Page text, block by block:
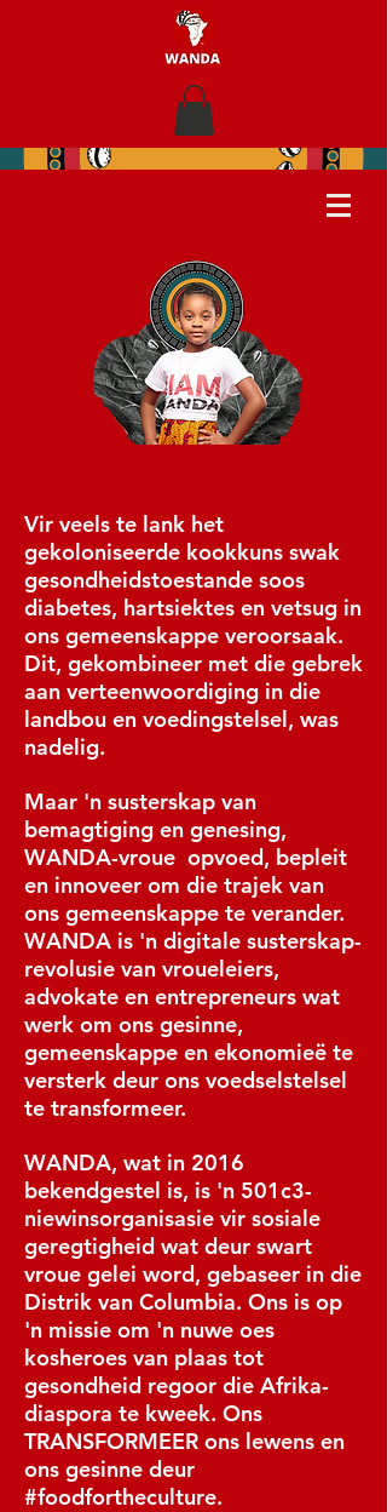
Vir veels te lank het
gekoloniseerde kookkuns swak
gesondheidstoestande soos
diabetes, hartsiektes en vetsug in
ons gemeenskappe veroorsaak.
Dit, gekombineer met die gebrek
aan verteenwoordiging in die
landbou en voedingstelsel, was
nadelig.
Maar 'n susterskap van
bemagtiging en genesing,
WANDA-vroue opvoed, bepleit
en innoveer om die trajek van
ons gemeenskappe te verander.
WANDA is 'n digitale susterskap-
revolusie van vroueleiers,
advokate en entrepreneurs wat
werk om ons gesinne,
gemeenskappe en ekonomieë te
versterk deur ons voedselstelsel
te transformeer.
WANDA, wat in 2016
bekendgestel is, is 'n 501c3-
niewinsorganisasie vir sosiale
geregtigheid wat deur swart
vroue gelei word, gebaseer in die
Distrik van Columbia. Ons is op
'n missie om 'n nuwe oes
kosheroes van plaas tot
gesondheid regoor die Afrika-
diaspora te kweek. Ons
TRANSFORMEER ons lewens en
ons gesinne deur
#foodfortheculture.